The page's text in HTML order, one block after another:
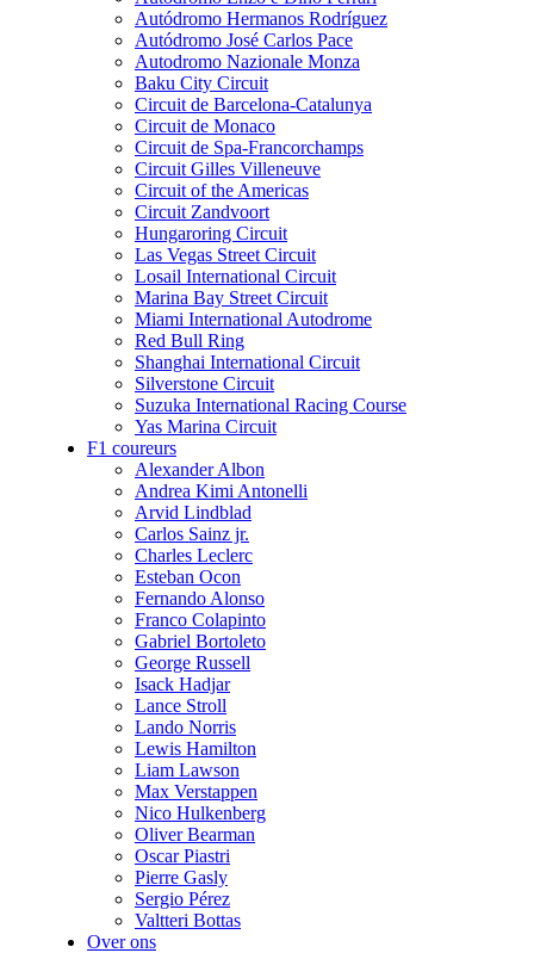
Autódromo Hermanos Rodríguez
Autódromo José Carlos Pace
Autodromo Nazionale Monza
Baku City Circuit
Circuit de Barcelona-Catalunya
Circuit de Monaco
Circuit de Spa-Francorchamps
Circuit Gilles Villeneuve
Circuit of the Americas
Circuit Zandvoort
Hungaroring Circuit
Las Vegas Street Circuit
Losail International Circuit
Marina Bay Street Circuit
Miami International Autodrome
Red Bull Ring
Shanghai International Circuit
Silverstone Circuit
Suzuka International Racing Course
Yas Marina Circuit
F1 coureurs
Alexander Albon
Andrea Kimi Antonelli
Arvid Lindblad
Carlos Sainz jr.
Charles Leclerc
Esteban Ocon
Fernando Alonso
Franco Colapinto
Gabriel Bortoleto
George Russell
Isack Hadjar
Lance Stroll
Lando Norris
Lewis Hamilton
Liam Lawson
Max Verstappen
Nico Hulkenberg
Oliver Bearman
Oscar Piastri
Pierre Gasly
Sergio Pérez
Valtteri Bottas
Over ons